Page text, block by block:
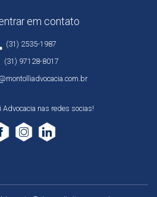
em contato
(31) 2535-1987
(31) 97128-8017
Advocacia nas redes socias!